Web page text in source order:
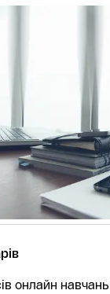
онлайн